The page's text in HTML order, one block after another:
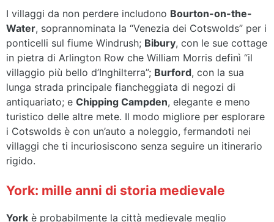
I villaggi da non perdere includono Bourton-on-the-
Water, soprannominata la “Venezia dei Cotswolds” per i
ponticelli sul fiume Windrush; Bibury, con le sue cottage
in pietra di Arlington Row che William Morris definì “il
villaggio più bello d’Inghilterra”; Burford, con la sua
lunga strada principale fiancheggiata di negozi di
antiquariato; e Chipping Campden, elegante e meno
turistico delle altre mete. Il modo migliore per esplorare
i Cotswolds è con un’auto a noleggio, fermandoti nei
villaggi che ti incuriosiscono senza seguire un itinerario
rigido.
York: mille anni di storia medievale
York è probabilmente la città medievale meglio